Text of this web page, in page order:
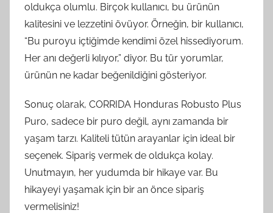
oldukça olumlu. Birçok kullanıcı, bu ürünün
kalitesini ve lezzetini övüyor. Örneğin, bir kullanıcı,
“Bu puroyu içtiğimde kendimi özel hissediyorum.
Her anı değerli kılıyor,” diyor. Bu tür yorumlar,
ürünün ne kadar beğenildiğini gösteriyor.
Sonuç olarak, CORRIDA Honduras Robusto Plus
Puro, sadece bir puro değil, aynı zamanda bir
yaşam tarzı. Kaliteli tütün arayanlar için ideal bir
seçenek. Sipariş vermek de oldukça kolay.
Unutmayın, her yudumda bir hikaye var. Bu
hikayeyi yaşamak için bir an önce sipariş
vermelisiniz!